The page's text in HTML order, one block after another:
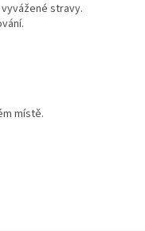
stravy.
místě.